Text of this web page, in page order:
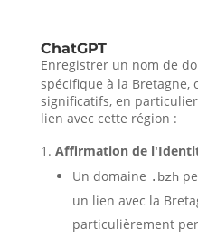
ChatGPT
Enregistrer un nom de
spécifique à la Bretagne,
significatifs, en
lien avec cette région :
Affirmation de
Un domaine .bzh
un lien avec la
particulièrement